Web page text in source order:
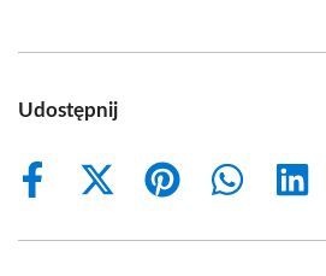
Udostępnij
Share
Share
(Twitter)
Share
Share